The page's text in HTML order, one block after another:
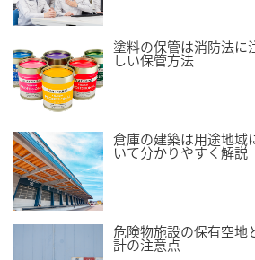
塗料の保管は消防法に
しい保管方法
倉庫の建築は用途地域
いて分かりやすく解説
危険物施設の保有空地
計の注意点